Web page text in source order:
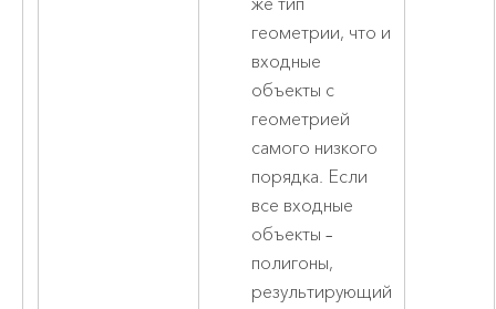
же тип
геометрии, что и
входные
объекты с
геометрией
самого низкого
порядка. Если
все входные
объекты –
полигоны,
результирующий